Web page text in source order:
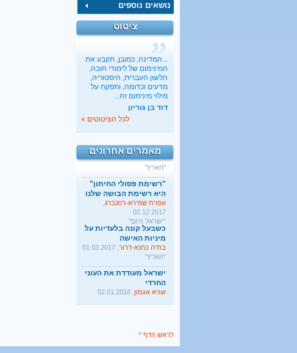
נושאים נוספים
ציטוט
...המדינה, כמובן, תקבע את
המינימום של לימודי חובה,
הלשון העברית, היסטוריה,
מדעים וכדומה, ותפקח על
מילוי מינימום זה...
דוד בן גוריון
לכל הציטוטים »
מאמרים אחרונים
כשבעל קונה בלעדיות על
מיניות האישה
בתיה כהנא-דרור
"הארץ"
ישראל מעודדת את העוני
החרדי
שגיא אגמון, 02.01.2018
"TheMarker"
הבא מאבק דת
גלעד קריב, 09.01.2018
"הארץ"
"רשימת פסולי החיתון"
היא רשימת הבושה שלנו
אפרת שפירא-רוזנברג
02.12.2017
"ישראל היום"
כשבעל קונה בלעדיות על
מיניות האישה
בתיה כהנא-דרור, 01.03.2017
"הארץ"
ישראל מעודדת את העוני
החרדי
שגיא אגמון, 02.01.2018
"TheMarker"
היו שלום מרכולים. ברוך
"הארץ"
לראש הדף ^